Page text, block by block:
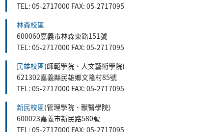
TEL: 05-2717000 FAX: 05-2717095
林森校區
600060嘉義市林森東路151號
TEL: 05-2717000 FAX: 05-2717095
民雄校區(師範學院、人文藝術學院)
621302嘉義縣民雄鄉文隆村85號
TEL: 05-2717000 FAX: 05-2717095
新民校區(管理學院、獸醫學院)
600023嘉義市新民路580號
TEL: 05-2717000 FAX: 05-2717095